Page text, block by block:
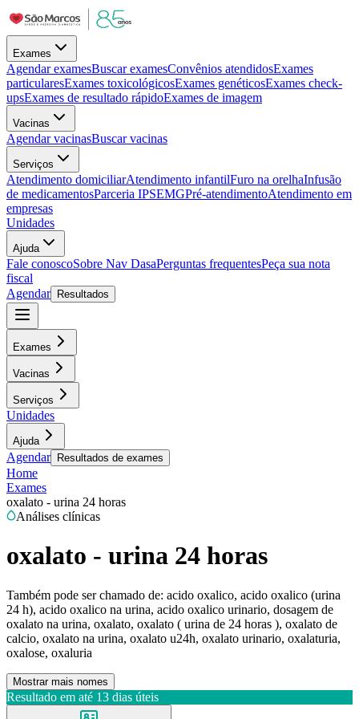
Exames
Agendar examesBuscar examesConvênios atendidosExames
particularesExames toxicológicosExames genéticosExames check-
upsExames de resultado rápidoExames de imagem
Vacinas
Agendar vacinasBuscar vacinas
Serviços
Atendimento domiciliarAtendimento infantilFuro na orelhaInfusão
de medicamentosParceria IPSEMGPré-atendimentoAtendimento em
empresas
Unidades
Ajuda
Fale conoscoSobre Nav DasaPerguntas frequentesPeça sua nota
fiscal
Agendar
Resultados
Exames
Vacinas
Serviços
Unidades
Ajuda
Agendar Resultados de exames
Home
Exames
oxalato - urina 24 horas
Análises clínicas
oxalato - urina 24 horas
Também pode ser chamado de: acido oxalico, acido oxalico (urina
24 h), acido oxalico na urina, acido oxalico urinario, dosagem de
oxalato na urina, oxalato, oxalato ( urina de 24 horas ), oxalato de
calcio, oxalato na urina, oxalato u24h, oxalato urinario, oxalaturia,
oxalose, oxaluria
Mostrar mais nomes
Resultado em até 13 dias úteis